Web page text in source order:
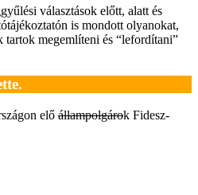
választások előtt, alatt és
is mondott olyanokat,
tartok megemlíteni és “lefordítani”
elő állampolgárok Fidesz-